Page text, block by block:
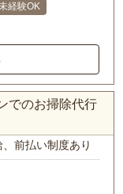
経験OK
でのお掃除代行
前払い制度あり